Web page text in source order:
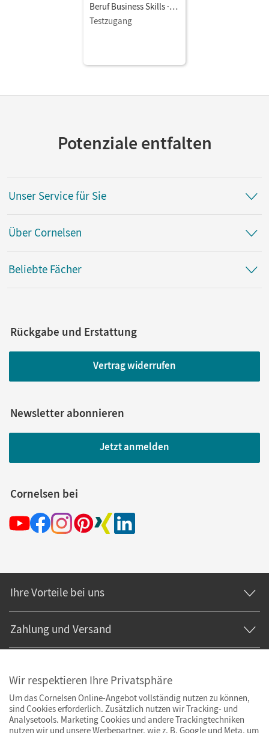
Beruf Business Skills ·
B1/B2 • Coursebook as
E-Book
Testzugang
Potenziale entfalten
Unser Service für Sie
Über Cornelsen
Beliebte Fächer
Rückgabe und Erstattung
Vertrag widerrufen
Newsletter abonnieren
Jetzt anmelden
Cornelsen bei
Ihre Vorteile bei uns
Zahlung und Versand
Wir respektieren Ihre Privatsphäre
Um das Cornelsen Online-Angebot vollständig nutzen zu können,
sind Cookies erforderlich. Zusätzlich nutzen wir Tracking- und
Analysetools. Marketing Cookies und andere Trackingtechniken
nutzen wir und unsere Werbepartner, wie z. B. Google und Meta, um